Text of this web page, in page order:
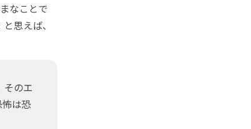
なことで
思えば、
そのエ
は恐